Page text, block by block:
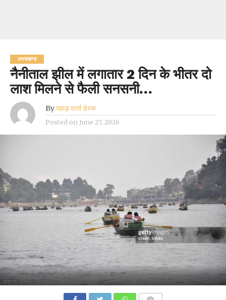
उत्तराखण्ड
नैनीताल झील में लगातार 2 दिन के भीतर दो
लाश मिलने से फैली सनसनी…
Byपहाड़ वार्ता डेस्क
Posted on June 27, 2026